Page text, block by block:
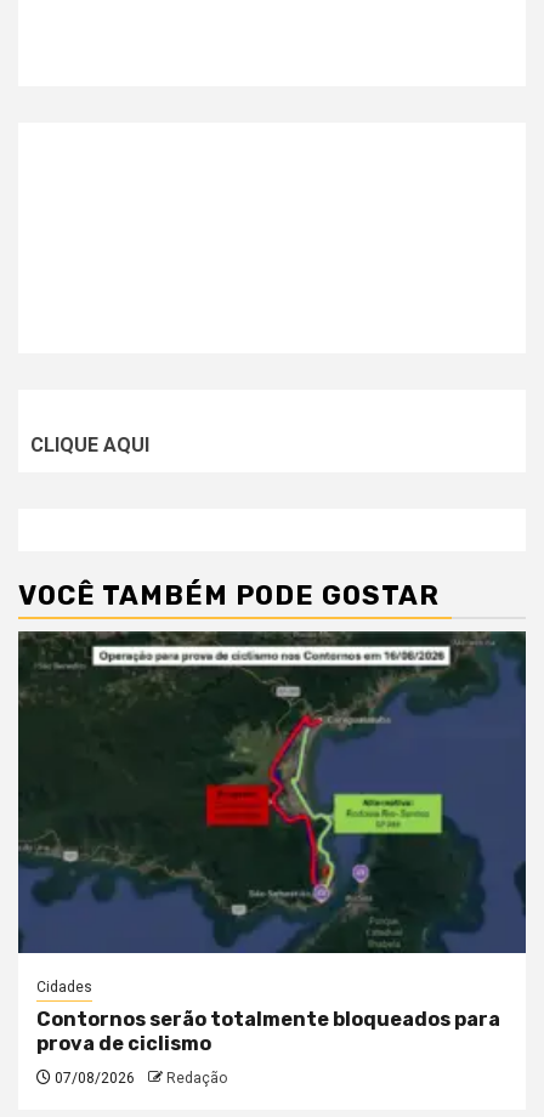
CLIQUE AQUI
VOCÊ TAMBÉM PODE GOSTAR
Cidades
Contornos serão totalmente bloqueados para
prova de ciclismo
07/08/2026 Redação